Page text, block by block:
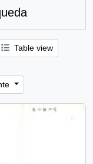
Table view